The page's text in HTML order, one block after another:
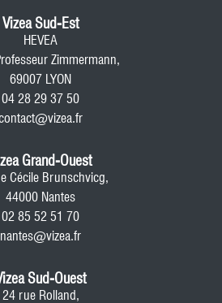
Vizea Sud-Est
HEVEA
Zimmermann,
69007 LYON
04 28 29 37 50
Grand-Ouest
Cécile Brunschvicg,
44000 Nantes
02 85 52 51 70
nantes@vizea.fr
Sud-Ouest
24 rue Rolland,